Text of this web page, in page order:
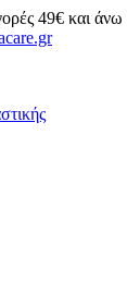
49€ και άνω